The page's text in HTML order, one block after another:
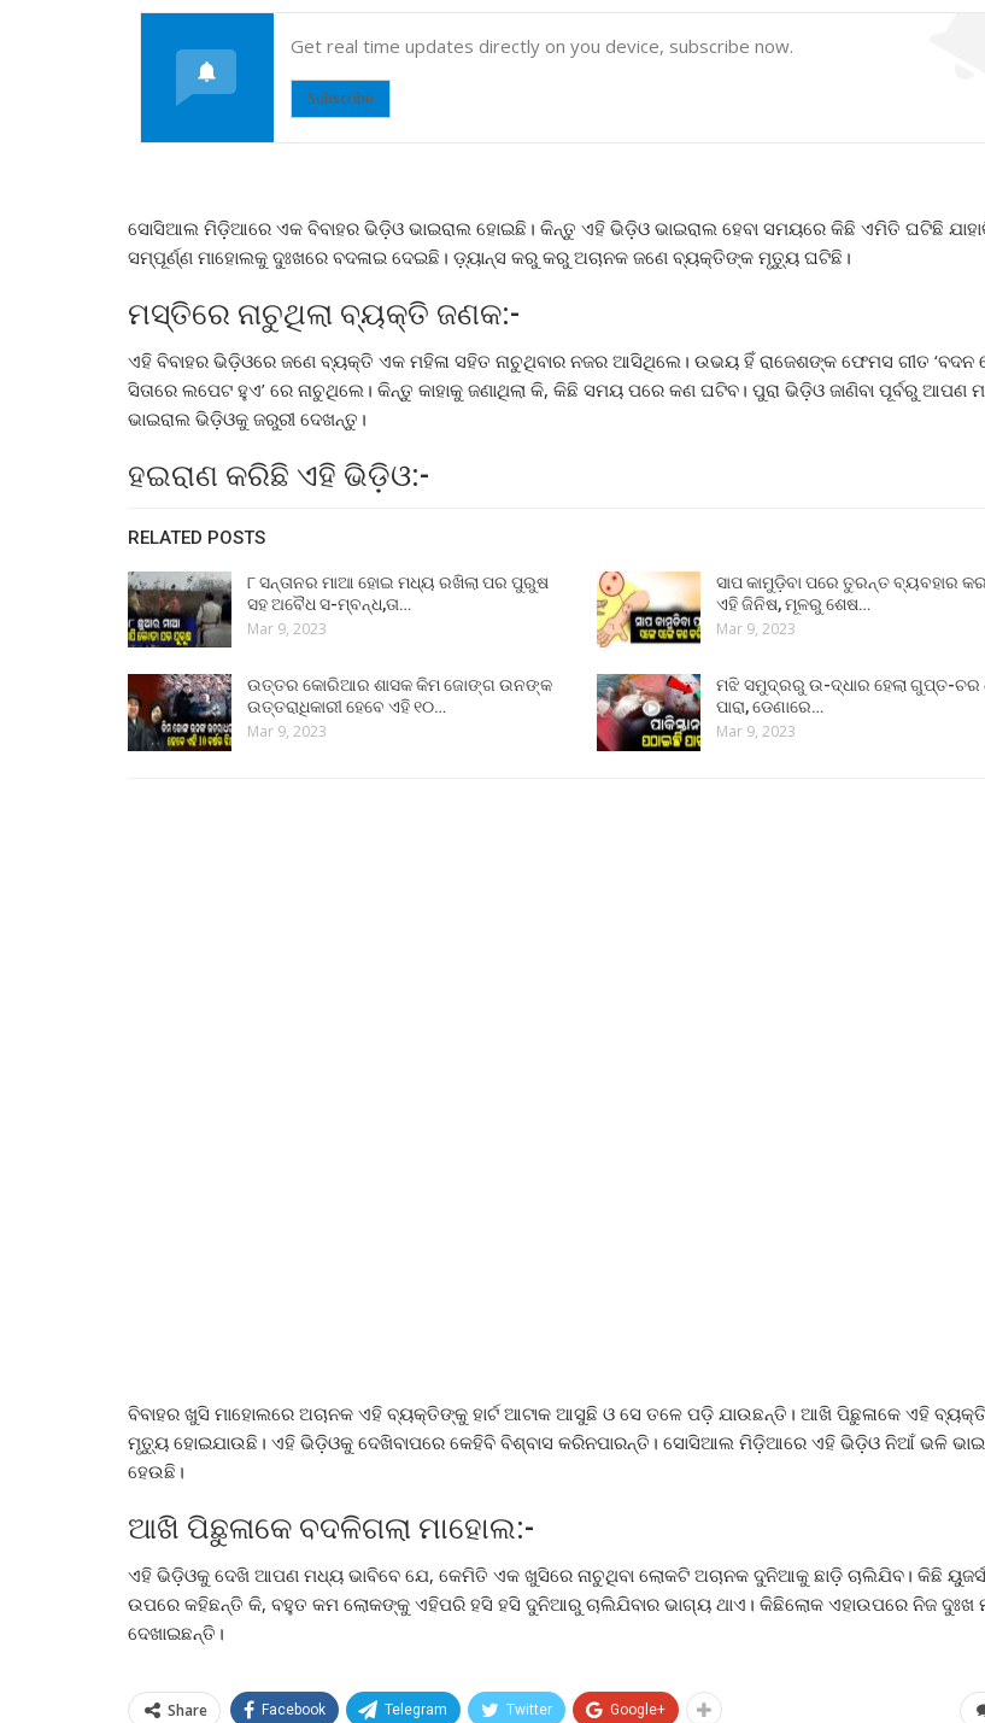
Get real time updates directly on you device, subscribe now.
Subscribe
ସୋସିଆଲ ମିଡ଼ିଆରେ ଏକ ବିବାହର ଭିଡ଼ିଓ ଭାଇରାଲ ହୋଇଛି। କିନ୍ତୁ ଏହି ଭିଡ଼ିଓ ଭାଇରାଲ ହେବା ସମୟରେ କିଛି ଏମିତି ଘଟିଛି
ସମ୍ପୂର୍ଣ୍ଣ ମାହୋଲକୁ ଦୁଃଖରେ ବଦଳାଇ ଦେଇଛି। ଡ଼୍ୟାନ୍ସ କରୁ କରୁ ଅଚାନକ ଜଣେ ବ୍ୟକ୍ତିଙ୍କ ମୃତ୍ୟୁ ଘଟିଛି।
ମସ୍ତିରେ ନାଚୁଥିଲା ବ୍ୟକ୍ତି ଜଣକ:-
ଏହି ବିବାହର ଭିଡ଼ିଓରେ ଜଣେ ବ୍ୟକ୍ତି ଏକ ମହିଳା ସହିତ ନାଚୁଥିବାର ନଜର ଆସିଥିଲେ। ଉଭୟ ହିଁ ରାଜେଶଙ୍କ ଫେମସ ଗୀତ ‘ବଦନ
ସିତାରେ ଲପେଟ ହୁଏ’ ରେ ନାଚୁଥିଲେ। କିନ୍ତୁ କାହାକୁ ଜଣାଥିଲା କି, କିଛି ସମୟ ପରେ କଣ ଘଟିବ। ପୁରା ଭିଡ଼ିଓ ଜାଣିବା ପୂର୍ବରୁ ଆପଣ
ଭାଇରାଲ ଭିଡ଼ିଓକୁ ଜରୁରୀ ଦେଖନ୍ତୁ।
ହଇରାଣ କରିଛି ଏହି ଭିଡ଼ିଓ:-
RELATED POSTS
୮ ସନ୍ତାନର ମାଆ ହୋଇ ମଧ୍ୟ ରଖିଲା ପର ପୁରୁଷ
ସହ ଅବୈଧ ସ-ମ୍ବନ୍ଧ,ତା…
Mar 9, 2023
ସାପ କାମୁଡ଼ିବା ପରେ ତୁରନ୍ତ ବ୍ୟବହାର
ଏହି ଜିନିଷ, ମୂଳରୁ ଶେଷ…
Mar 9, 2023
ଉତ୍ତର କୋରିଆର ଶାସକ କିମ ଜୋଙ୍ଗ ଉନଙ୍କ
ଉତ୍ତରାଧିକାରୀ ହେବେ ଏହି ୧୦…
Mar 9, 2023
ମଝି ସମୁଦ୍ରରୁ ଉ-ଦ୍ଧାର ହେଲା ଗୁପ୍ତ-ଚର
ପାରା, ଡେଣାରେ…
Mar 9, 2023
ବିବାହର ଖୁସି ମାହୋଲରେ ଅଚାନକ ଏହି ବ୍ୟକ୍ତିଙ୍କୁ ହାର୍ଟ ଆଟାକ ଆସୁଛି ଓ ସେ ତଳେ ପଡ଼ି ଯାଉଛନ୍ତି। ଆଖି ପିଛୁଳାକେ ଏହି
ମୃତ୍ୟୁ ହୋଇଯାଉଛି। ଏହି ଭିଡ଼ିଓକୁ ଦେଖିବାପରେ କେହିବି ବିଶ୍ବାସ କରିନପାରନ୍ତି। ସୋସିଆଲ ମିଡ଼ିଆରେ ଏହି ଭିଡ଼ିଓ ନିଆଁ ଭଳି
ହେଉଛି।
ଆଖି ପିଛୁଳାକେ ବଦଳିଗଲା ମାହୋଲ:-
ଏହି ଭିଡ଼ିଓକୁ ଦେଖି ଆପଣ ମଧ୍ୟ ଭାବିବେ ଯେ, କେମିତି ଏକ ଖୁସିରେ ନାଚୁଥିବା ଲୋକଟି ଅଚାନକ ଦୁନିଆକୁ ଛାଡ଼ି ଚାଲିଯିବ। କିଛି ୟୁଜର୍ସ
ଉପରେ କହିଛନ୍ତି କି, ବହୁତ କମ ଲୋକଙ୍କୁ ଏହିପରି ହସି ହସି ଦୁନିଆରୁ ଚାଲିଯିବାର ଭାଗ୍ୟ ଥାଏ। କିଛିଲୋକ ଏହାଉପରେ ନିଜ ଦୁଃଖ
ଦେଖାଇଛନ୍ତି।
Share Facebook Telegram Twitter Google+